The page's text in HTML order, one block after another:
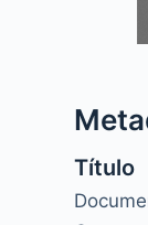
Título